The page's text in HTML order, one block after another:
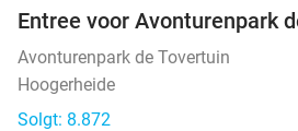
Entree voor Avonturenpark
Avonturenpark de Tovertuin
Hoogerheide
Solgt: 8.872